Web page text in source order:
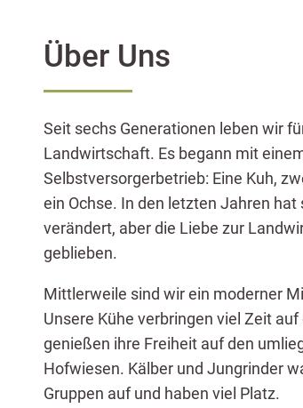
Über Uns
Seit sechs Generationen leben wir
Landwirtschaft. Es begann mit
Selbstversorgerbetrieb: Eine Kuh,
ein Ochse. In den letzten Jahren hat
verändert, aber die Liebe zur
geblieben.
Mittlerweile sind wir ein moderner
Unsere Kühe verbringen viel Zeit auf
genießen ihre Freiheit auf den
Hofwiesen. Kälber und Jungrinder
Gruppen auf und haben viel Platz.